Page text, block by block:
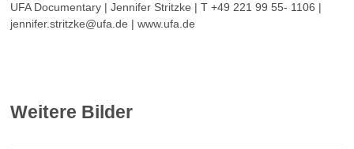
UFA Documentary | Jennifer Stritzke | T +49 221 99 55- 1106 |
jennifer.stritzke@ufa.de | www.ufa.de
Weitere Bilder